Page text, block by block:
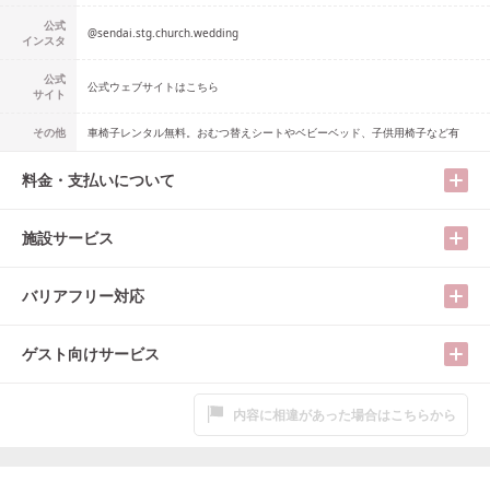
公式
インスタ
@sendai.stg.church.wedding
公式
サイト
公式ウェブサイトはこちら
その他 車椅子レンタル無料。おむつ替えシートやベビーベッド、子供用椅子など有
料金・支払いについて
施設サービス
バリアフリー対応
ゲスト向けサービス
内容に相違があった場合はこちらから